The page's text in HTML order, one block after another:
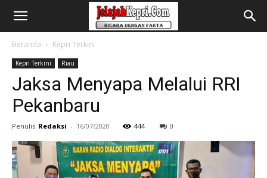
Beranda Kepri Terkini
Kepri Terkini Riau
Jaksa Menyapa Melalui RRI
Pekanbaru
Penulis Redaksi - 16/07/2020 444 0